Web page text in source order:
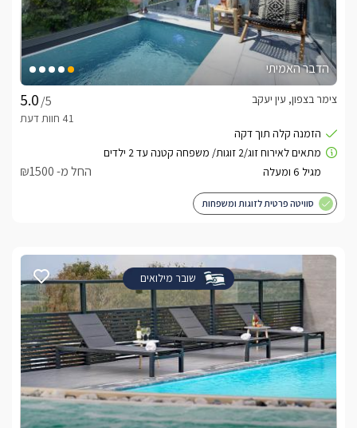
הדבר האמיתי
/5
צימר בצפון, עין יעקב
החל מ- ₪1500
סוויטה פרטית לזוגות ומשפחות
שובר מילואים